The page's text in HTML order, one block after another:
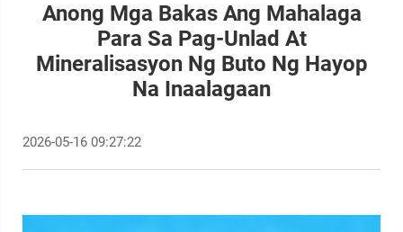
Anong Mga Bakas Ang Mahalaga
Para Sa Pag-Unlad At
Mineralisasyon Ng Buto Ng Hayop
Na Inaalagaan
2026-05-16 09:27:22